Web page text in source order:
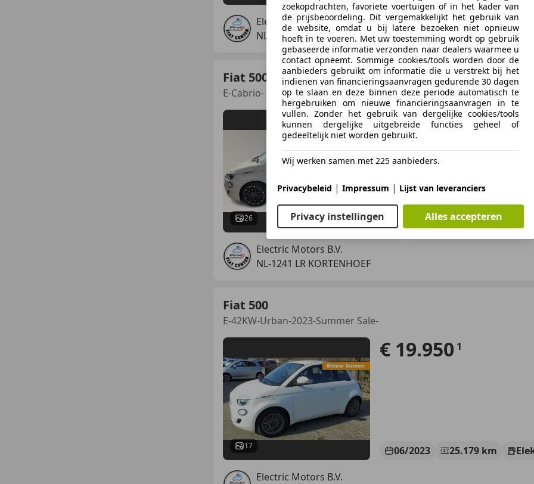
Electric Motors B.V.
NL-1241 LR KORTENHOEF
Fiat 500
E-Cabrio- Rijklaar. 42KW-Snelladen.Carplay.
26
€ 18.950
07/2021 48.421 km
Electric Motors B.V.
NL-1241 LR KORTENHOEF
Fiat 500
E-42KW-Urban-2023-Summer Sale-
17
€ 19.950 1
06/2023 25.179 km
Electric Motors B.V.
zoekopdrachten, favoriete voertuigen of in het kader van
de prijsbeoordeling. Dit vergemakkelijkt het gebruik van
de website, omdat u bij latere bezoeken niet opnieuw
hoeft in te voeren. Met uw toestemming wordt op gebruik
gebaseerde informatie verzonden naar dealers waarmee u
contact opneemt. Sommige cookies/tools worden door de
aanbieders gebruikt om informatie die u verstrekt bij het
indienen van financieringsaanvragen gedurende 30 dagen
op te slaan en deze binnen deze periode automatisch te
hergebruiken om nieuwe financieringsaanvragen in te
vullen. Zonder het gebruik van dergelijke cookies/tools
kunnen dergelijke uitgebreide functies geheel of
gedeeltelijk niet worden gebruikt.
Wij werken samen met 225 aanbieders.
Privacybeleid | Impressum | Lijst van leveranciers
Privacy instellingen Alles accepteren